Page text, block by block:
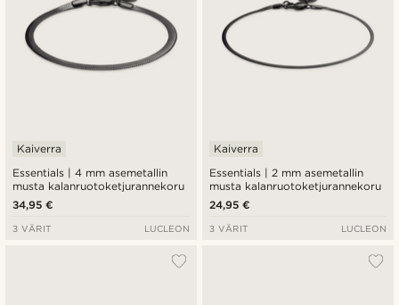
Essentials | 4 mm asemetallin
musta kalanruotoketjurannekoru
Kaiverra
34,95 €
3 VÄRIT LUCLEON
Essentials | 2 mm asemetallin
musta kalanruotoketjurannekoru
Kaiverra
24,95 €
3 VÄRIT LUCLEON